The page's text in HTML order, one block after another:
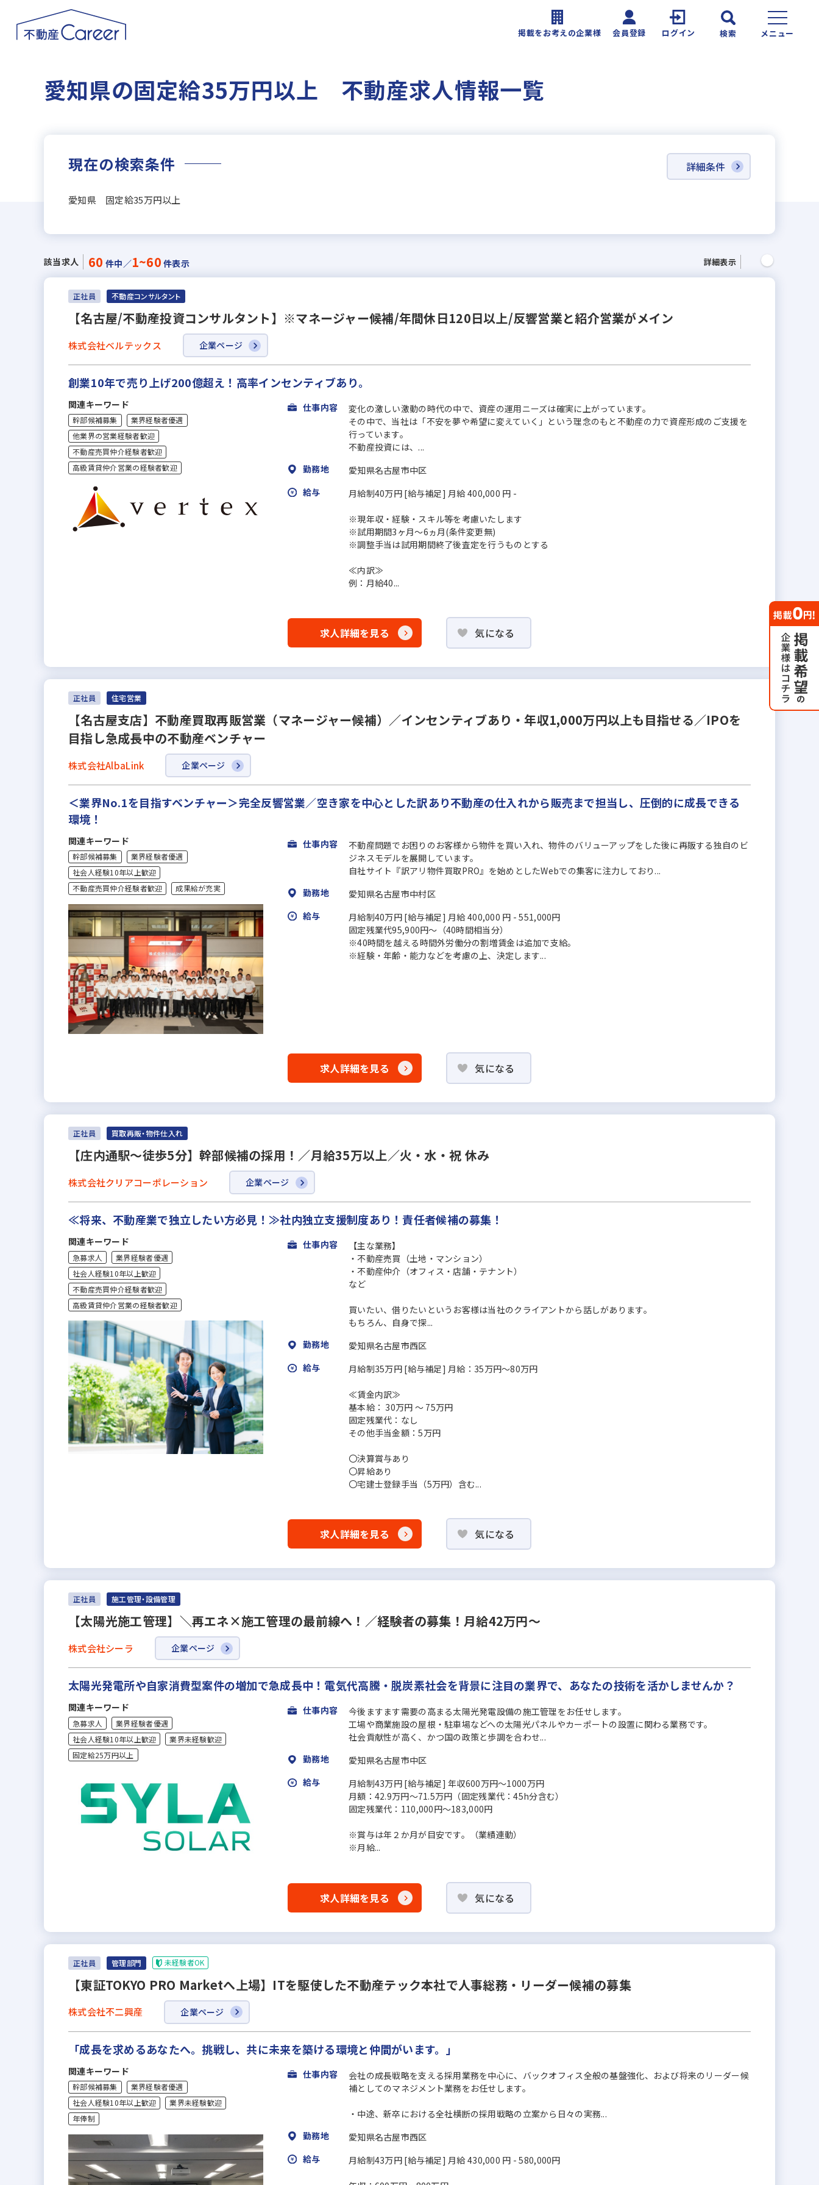
掲載をお考えの企業様 会員登録 ログイン 検索 メニュー
愛知県の固定給35万円以上 不動産求人情報一覧
現在の検索条件
愛知県 固定給35万円以上
詳細条件
該当求人 60 件中／1~60 件表示 詳細表示
正社員 不動産コンサルタント
【名古屋/不動産投資コンサルタント】※マネージャー候補/年間休日120日以上/反響営業と紹介営業がメイン
株式会社ベルテックス 企業ページ
創業10年で売り上げ200億超え！高率インセンティブあり。
関連キーワード
幹部候補募集
業界経験者優遇
他業界の営業経験者歓迎
不動産売買仲介経験者歓迎
高級賃貸仲介営業の経験者歓迎
仕事内容
変化の激しい激動の時代の中で、資産の運用ニーズは確実に上がっています。
その中で、当社は「不安を夢や希望に変えていく」という理念のもと不動産の力で資産形成のご支援を
行っています。
不動産投資には、...
勤務地
愛知県名古屋市中区
給与
月給制40万円 [給与補足] 月給 400,000 円 -
※現年収・経験・スキル等を考慮いたします
※試用期間3ヶ月〜6ヵ月(条件変更無)
※調整手当は試用期間終了後査定を行うものとする
≪内訳≫
例：月給40...
求人詳細を見る 気になる
正社員 住宅営業
【名古屋支店】不動産買取再販営業（マネージャー候補）／インセンティブあり・年収1,000万円以上も目指せる／IPOを
目指し急成長中の不動産ベンチャー
株式会社AlbaLink 企業ページ
＜業界No.1を目指すベンチャー＞完全反響営業／空き家を中心とした訳あり不動産の仕入れから販売まで担当し、圧倒的に成長できる
環境！
関連キーワード
幹部候補募集
業界経験者優遇
社会人経験10年以上歓迎
不動産売買仲介経験者歓迎
成果給が充実
仕事内容
不動産問題でお困りのお客様から物件を買い入れ、物件のバリューアップをした後に再販する独自のビ
ジネスモデルを展開しています。
自社サイト『訳アリ物件買取PRO』を始めとしたWebでの集客に注力しており...
勤務地
愛知県名古屋市中村区
給与
月給制40万円 [給与補足] 月給 400,000 円 - 551,000円
固定残業代95,900円〜（40時間相当分）
※40時間を越える時間外労働分の割増賃金は追加で支給。
※経験・年齢・能力などを考慮の上、決定します...
求人詳細を見る 気になる
正社員 買取再販・物件仕入れ
【庄内通駅～徒歩5分】幹部候補の採用！／月給35万以上／火・水・祝 休み
株式会社クリアコーポレーション 企業ページ
≪将来、不動産業で独立したい方必見！≫社内独立支援制度あり！責任者候補の募集！
関連キーワード
急募求人
業界経験者優遇
社会人経験10年以上歓迎
不動産売買仲介経験者歓迎
高級賃貸仲介営業の経験者歓迎
仕事内容
【主な業務】
・不動産売買（土地・マンション）
・不動産仲介（オフィス・店舗・テナント）
など
買いたい、借りたいというお客様は当社のクライアントから話しがあります。
もちろん、自身で探...
勤務地
愛知県名古屋市西区
給与
月給制35万円 [給与補足] 月給：35万円～80万円
≪賃金内訳≫
基本給： 30万円 〜 75万円
固定残業代：なし
その他手当金額：5万円
〇決算賞与あり
〇昇給あり
〇宅建士登録手当（5万円）含む...
求人詳細を見る 気になる
正社員 施工管理・設備管理
【太陽光施工管理】＼再エネ×施工管理の最前線へ！／経験者の募集！月給42万円～
株式会社シーラ 企業ページ
太陽光発電所や自家消費型案件の増加で急成長中！電気代高騰・脱炭素社会を背景に注目の業界で、あなたの技術を活かしませんか？
関連キーワード
急募求人
業界経験者優遇
社会人経験10年以上歓迎
業界未経験歓迎
固定給25万円以上
仕事内容
今後ますます需要の高まる太陽光発電設備の施工管理をお任せします。
工場や商業施設の屋根・駐車場などへの太陽光パネルやカーポートの設置に関わる業務です。
社会貢献性が高く、かつ国の政策と歩調を合わせ...
勤務地
愛知県名古屋市中区
給与
月給制43万円 [給与補足] 年収600万円〜1000万円
月額：42.9万円～71.5万円（固定残業代：45h分含む）
固定残業代：110,000円～183,000円
※賞与は年２か月が目安です。（業績連動）
※月給...
求人詳細を見る 気になる
正社員 管理部門 未経験者OK
【東証TOKYO PRO Marketへ上場】ITを駆使した不動産テック本社で人事総務・リーダー候補の募集
株式会社不二興産 企業ページ
「成長を求めるあなたへ。挑戦し、共に未来を築ける環境と仲間がいます。」
関連キーワード
幹部候補募集
業界経験者優遇
社会人経験10年以上歓迎
業界未経験歓迎
年俸制
仕事内容
会社の成長戦略を支える採用業務を中心に、バックオフィス全般の基盤強化、および将来のリーダー候
補としてのマネジメント業務をお任せします。
・中途、新卒における全社横断の採用戦略の立案から日々の実務...
勤務地
愛知県名古屋市西区
給与
月給制43万円 [給与補足] 月給 430,000 円 - 580,000円